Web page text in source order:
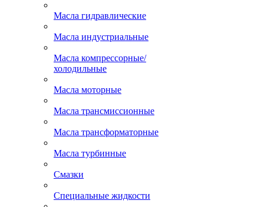
Масла гидравлические
Масла индустриальные
Масла компрессорные/
холодильные
Масла моторные
Масла трансмиссионные
Масла трансформаторные
Масла турбинные
Смазки
Специальные жидкости